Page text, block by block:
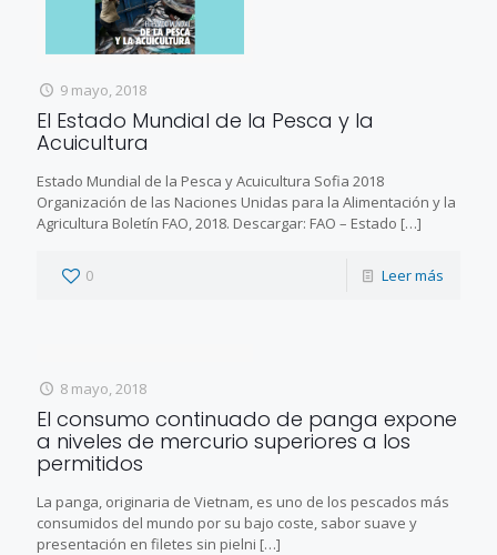
9 mayo, 2018
El Estado Mundial de la Pesca y la
Acuicultura
Estado Mundial de la Pesca y Acuicultura Sofia 2018
Organización de las Naciones Unidas para la Alimentación y la
Agricultura Boletín FAO, 2018. Descargar: FAO – Estado […]
0 Leer más
8 mayo, 2018
El consumo continuado de panga expone
a niveles de mercurio superiores a los
permitidos
La panga, originaria de Vietnam, es uno de los pescados más
consumidos del mundo por su bajo coste, sabor suave y
presentación en filetes sin pielni […]